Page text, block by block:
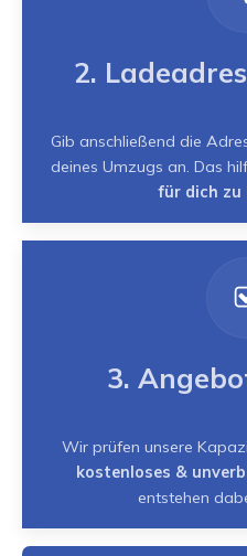
2.
Gib anschließend die
deines Umzugs an. Das
für dich zu
3.
Wir prüfen unsere
kostenloses &
entstehen